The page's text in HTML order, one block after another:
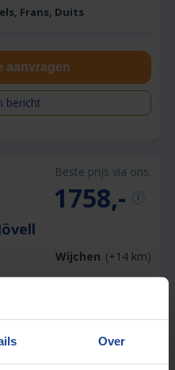
Over
Frans, Duits
aanvragen
bericht
Beste prijs via ons:
1758,-
Wijchen (+14 km)